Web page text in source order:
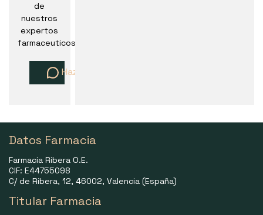
de
nuestros
expertos
farmaceuticos
Haz una pregunta
Datos Farmacia
Farmacia Ribera O.E.
CIF: E44755098
C/ de Ribera, 12, 46002, Valencia (España)
Titular Farmacia